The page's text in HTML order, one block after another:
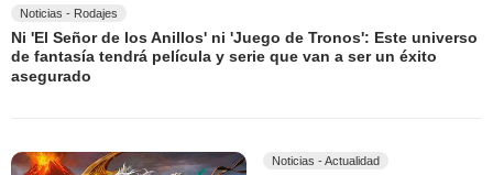
Noticias - Rodajes
Ni 'El Señor de los Anillos' ni 'Juego de Tronos': Este universo
de fantasía tendrá película y serie que van a ser un éxito
asegurado
Noticias - Actualidad